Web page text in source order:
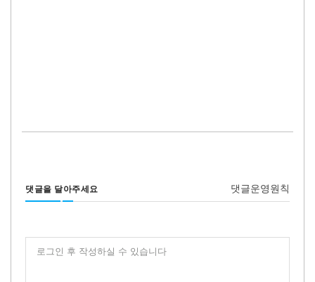
댓글을 달아주세요 댓글운영원칙
로그인 후 작성하실 수 있습니다